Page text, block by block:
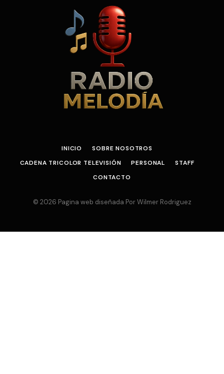
INICIO
SOBRE NOSOTROS
CADENA TRICOLOR TELEVISIÓN
PERSONAL
STAFF
CONTACTO
© 2026 Pagina web diseñada Por Wilmer Rodriguez